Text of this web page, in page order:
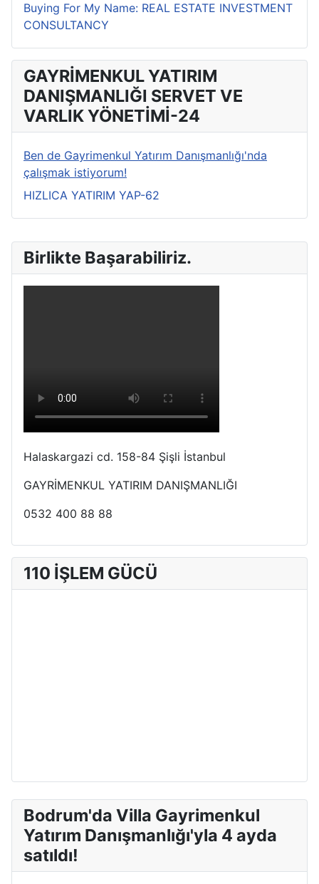
Birlikte Başarabiliriz.
Halaskargazi cd. 158-84 Şişli İstanbul
GAYRİMENKUL YATIRIM DANIŞMANLIĞI
0532 400 88 88
110 İŞLEM GÜCÜ
Buying For My Name: REAL ESTATE INVESTMENT
CONSULTANCY
GAYRİMENKUL YATIRIM
DANIŞMANLIĞI SERVET VE
VARLIK YÖNETİMİ-24
Ben de Gayrimenkul Yatırım Danışmanlığı'nda
çalışmak istiyorum!
HIZLICA YATIRIM YAP-62
Bodrum'da Villa Gayrimenkul
Yatırım Danışmanlığı'yla 4 ayda
satıldı!